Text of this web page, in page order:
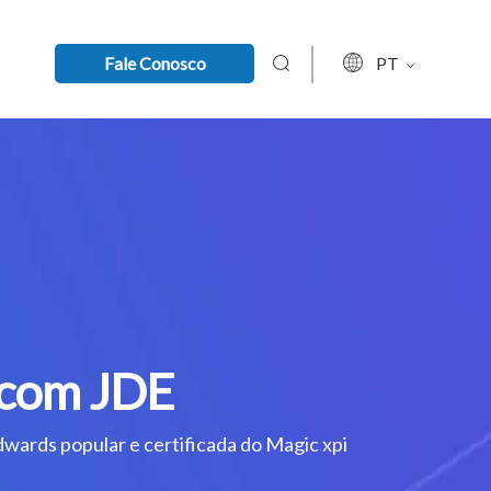
Fale Conosco PT
JDE
popular e certificada do Magic xpi